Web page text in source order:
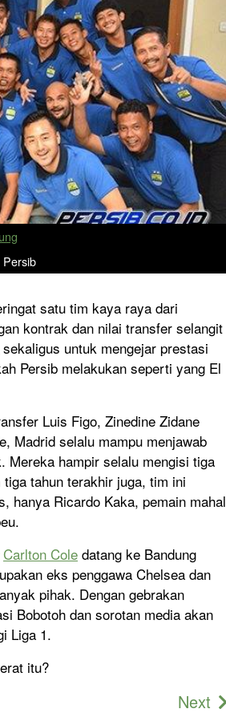
satu tim kaya raya dari
kontrak dan nilai transfer selangit
untuk mengejar prestasi
Persib melakukan seperti yang El
Luis Figo, Zinedine Zidane
Madrid selalu mampu menjawab
Mereka hampir selalu mengisi tiga
tahun terakhir juga, tim ini
hanya Ricardo Kaka, pemain mahal
Carlton Cole datang ke Bandung
eks penggawa Chelsea dan
pihak. Dengan gebrakan
Bobotoh dan sorotan media akan
Liga 1.
itu?
Next